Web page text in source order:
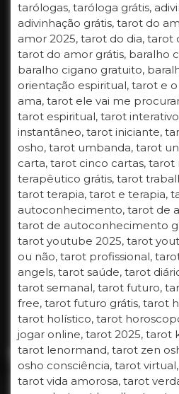
tarólogas, taróloga grátis,
adivinhação grátis, tarot do
amor 2025, tarot do dia, tarot
tarot do amor grátis, baralho
baralho cigano gratuito,
orientação espiritual, tarot e
ama, tarot ele vai me
tarot espiritual, tarot
instantâneo, tarot iniciante,
osho, tarot umbanda, tarot
carta, tarot cinco cartas,
terapêutico grátis, tarot
tarot terapia, tarot e terapia,
autoconhecimento, tarot de
tarot de autoconhecimento
tarot youtube 2025, tarot
ou não, tarot profissional,
angels, tarot saúde, tarot
tarot semanal, tarot futuro,
free, tarot futuro grátis, tarot
tarot holístico, tarot
jogar online, tarot 2025, tarot
tarot lenormand, tarot zen
osho consciência, tarot
tarot vida amorosa, tarot